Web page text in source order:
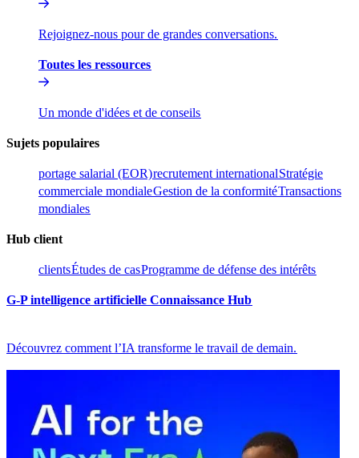
Rejoignez-nous pour de grandes conversations.​​
Toutes les ressources​​
Un monde d'idées et de conseils​​
Sujets populaires​​
portage salarial (EOR)​​recrutement international​​Stratégie
commerciale mondiale​​Gestion de la conformité​​Transactions
mondiales​​
Hub client​​
clients​​Études de cas​​Programme de défense des intérêts​​
G-P intelligence artificielle Connaissance Hub​​
Découvrez comment l’IA transforme le travail de demain.​​